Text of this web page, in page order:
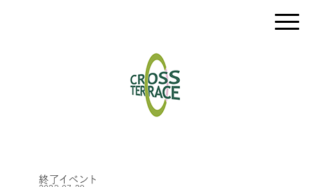
終了イベント